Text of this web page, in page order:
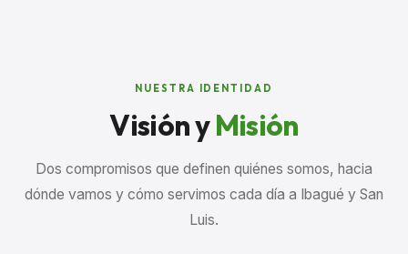
NUESTRA IDENTIDAD
Visión yMisión
Dos compromisos que definen quiénes somos, hacia
dónde vamos y cómo servimos cada día a Ibagué y San
Luis.